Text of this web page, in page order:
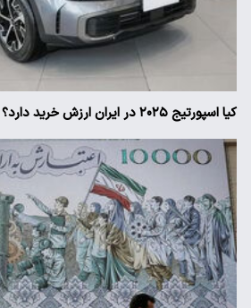
کیا اسپورتیج ۲۰۲۵ در ایران ارزش خرید دارد؟